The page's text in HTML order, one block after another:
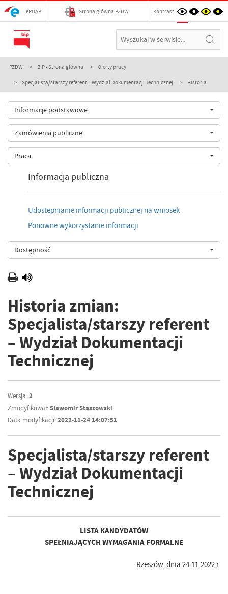
ePUAP Strona główna PZDW Kontrast:
PZDW BIP - Strona główna Oferty pracy
Specjalista/starszy referent – Wydział Dokumentacji Technicznej Historia
Informacje podstawowe
Zamówienia publiczne
Praca
Informacja publiczna
Udostępnianie informacji publicznej na wniosek
Ponowne wykorzystanie informacji
Dostępność
Historia zmian:
Specjalista/starszy referent
– Wydział Dokumentacji
Technicznej
Wersja:2
Zmodyfikował:Sławomir Staszowski
Data modyfikacji:2022-11-24 14:07:51
Specjalista/starszy referent
– Wydział Dokumentacji
Technicznej
LISTA KANDYDATÓW
SPEŁNIAJĄCYCH WYMAGANIA FORMALNE
Rzeszów, dnia 24.11.2022 r.